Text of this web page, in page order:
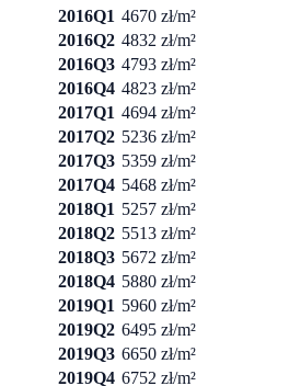
2016Q1 4670 zł/m²
2016Q2 4832 zł/m²
2016Q3 4793 zł/m²
2016Q4 4823 zł/m²
2017Q1 4694 zł/m²
2017Q2 5236 zł/m²
2017Q3 5359 zł/m²
2017Q4 5468 zł/m²
2018Q1 5257 zł/m²
2018Q2 5513 zł/m²
2018Q3 5672 zł/m²
2018Q4 5880 zł/m²
2019Q1 5960 zł/m²
2019Q2 6495 zł/m²
2019Q3 6650 zł/m²
2019Q4 6752 zł/m²